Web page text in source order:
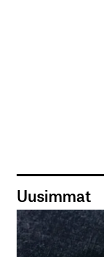
Uusimmat